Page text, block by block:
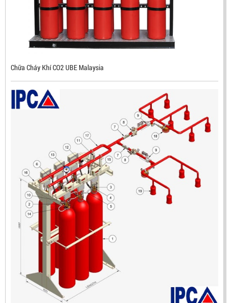
ĐẦU BÁO TIA LỬA IR3 RX500 CHỐNG CHÁY NỔ TIÊU
CHUẨN FM HÀN QUỐC
LIÊN HỆ
ĐẦU BÁO LỬA CHỐNG NỔ IR3- DX500 (MEKASENTRON
Chữa Cháy Khí CO2 UBE Malaysia